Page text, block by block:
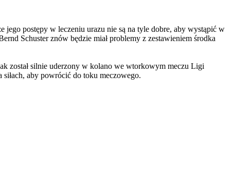
jego postępy w leczeniu urazu nie są na tyle dobre, aby wystąpić w
Schuster znów będzie miał problemy z zestawieniem środka
został silnie uderzony w kolano we wtorkowym meczu Ligi
aby powrócić do toku meczowego.